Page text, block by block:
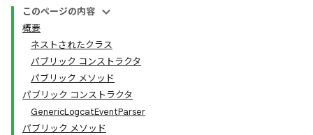
このページの内容
概要
ネストされたクラス
パブリック コンストラクタ
パブリック メソッド
パブリック コンストラクタ
GenericLogcatEventParser
パブリック メソッド